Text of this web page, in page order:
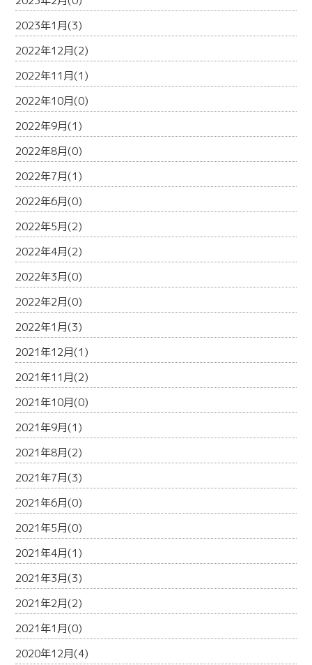
2023年1月(3)
2022年12月(2)
2022年11月(1)
2022年10月(0)
2022年9月(1)
2022年8月(0)
2022年7月(1)
2022年6月(0)
2022年5月(2)
2022年4月(2)
2022年3月(0)
2022年2月(0)
2022年1月(3)
2021年12月(1)
2021年11月(2)
2021年10月(0)
2021年9月(1)
2021年8月(2)
2021年7月(3)
2021年6月(0)
2021年5月(0)
2021年4月(1)
2021年3月(3)
2021年2月(2)
2021年1月(0)
2020年12月(4)